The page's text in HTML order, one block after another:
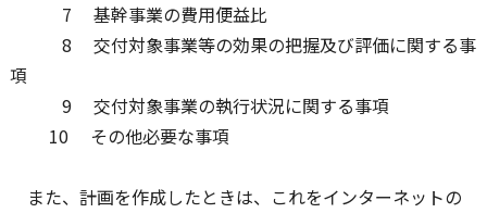
7 基幹事業の費用便益比
8 交付対象事業等の効果の把握及び評価に関する事
項
9 交付対象事業の執行状況に関する事項
10 その他必要な事項
また、計画を作成したときは、これをインターネットの